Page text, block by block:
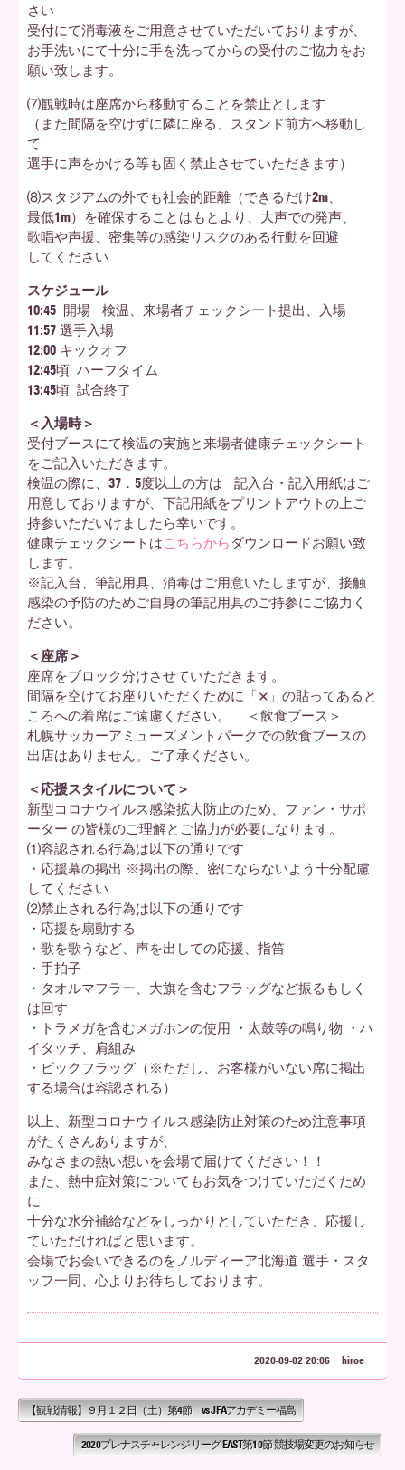
さい
受付にて消毒液をご用意させていただいておりますが、
お手洗いにて十分に手を洗ってからの受付のご協力をお
願い致します。
⑺観戦時は座席から移動することを禁止とします
（また間隔を空けずに隣に座る、スタンド前方へ移動し
て
選手に声をかける等も固く禁止させていただきます）
⑻スタジアムの外でも社会的距離（できるだけ2m、
最低1m）を確保することはもとより、大声での発声、
歌唱や声援、密集等の感染リスクのある行動を回避
してください
スケジュール
10:45 開場 検温、来場者チェックシート提出、入場
11:57 選手入場
12:00 キックオフ
12:45頃 ハーフタイム
13:45頃 試合終了
＜入場時＞
受付ブースにて検温の実施と来場者健康チェックシート
をご記入いただきます。
検温の際に、37．5度以上の方は 記入台・記入用紙はご
用意しておりますが、下記用紙をプリントアウトの上ご
持参いただいけましたら幸いです。
健康チェックシートはこちらから ダウンロードお願い致
します。
※記入台、筆記用具、消毒はご用意いたしますが、接触
感染の予防のためご自身の筆記用具のご持参にご協力く
ださい。
＜座席＞
座席をブロック分けさせていただきます。
間隔を空けてお座りいただくために「×」の貼ってあると
ころへの着席はご遠慮ください。 ＜飲食ブース＞
札幌サッカーアミューズメントパークでの飲食ブースの
出店はありません。ご了承ください。
＜応援スタイルについて＞
新型コロナウイルス感染拡大防止のため、ファン・サポ
ーター の皆様のご理解とご協力が必要になります。
⑴容認される行為は以下の通りです
・応援幕の掲出 ※掲出の際、密にならないよう十分配慮
してください
⑵禁止される行為は以下の通りです
・応援を扇動する
・歌を歌うなど、声を出しての応援、指笛
・手拍子
・タオルマフラー、大旗を含むフラッグなど振るもしく
は回す
・トラメガを含むメガホンの使用 ・太鼓等の鳴り物 ・ハ
イタッチ、肩組み
・ビックフラッグ（※ただし、お客様がいない席に掲出
する場合は容認される）
以上、新型コロナウイルス感染防止対策のため注意事項
がたくさんありますが、
みなさまの熱い想いを会場で届けてください！！
また、熱中症対策についてもお気をつけていただくため
に
十分な水分補給などをしっかりとしていただき、応援し
ていただければと思います。
会場でお会いできるのをノルディーア北海道 選手・スタ
ッフ一同、心よりお待ちしております。
2020-09-02 20:06 hiroe
【観戦情報】９月１２日（土）第4節 vs JFAアカデミー福島
2020プレナスチャレンジリーグ EAST第10節 競技場変更のお知らせ